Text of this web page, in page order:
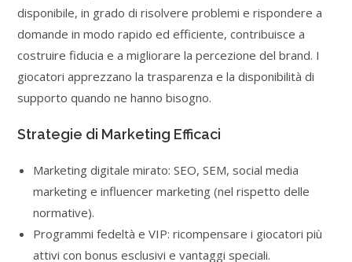
disponibile, in grado di risolvere problemi e rispondere a
domande in modo rapido ed efficiente, contribuisce a
costruire fiducia e a migliorare la percezione del brand. I
giocatori apprezzano la trasparenza e la disponibilità di
supporto quando ne hanno bisogno.
Strategie di Marketing Efficaci
Marketing digitale mirato: SEO, SEM, social media
marketing e influencer marketing (nel rispetto delle
normative).
Programmi fedeltà e VIP: ricompensare i giocatori più
attivi con bonus esclusivi e vantaggi speciali.